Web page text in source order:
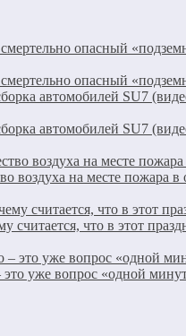
опасный
опасный
автомобилей SU7
автомобилей SU7
воздуха на месте пожара
что в этот
уже вопрос «одной